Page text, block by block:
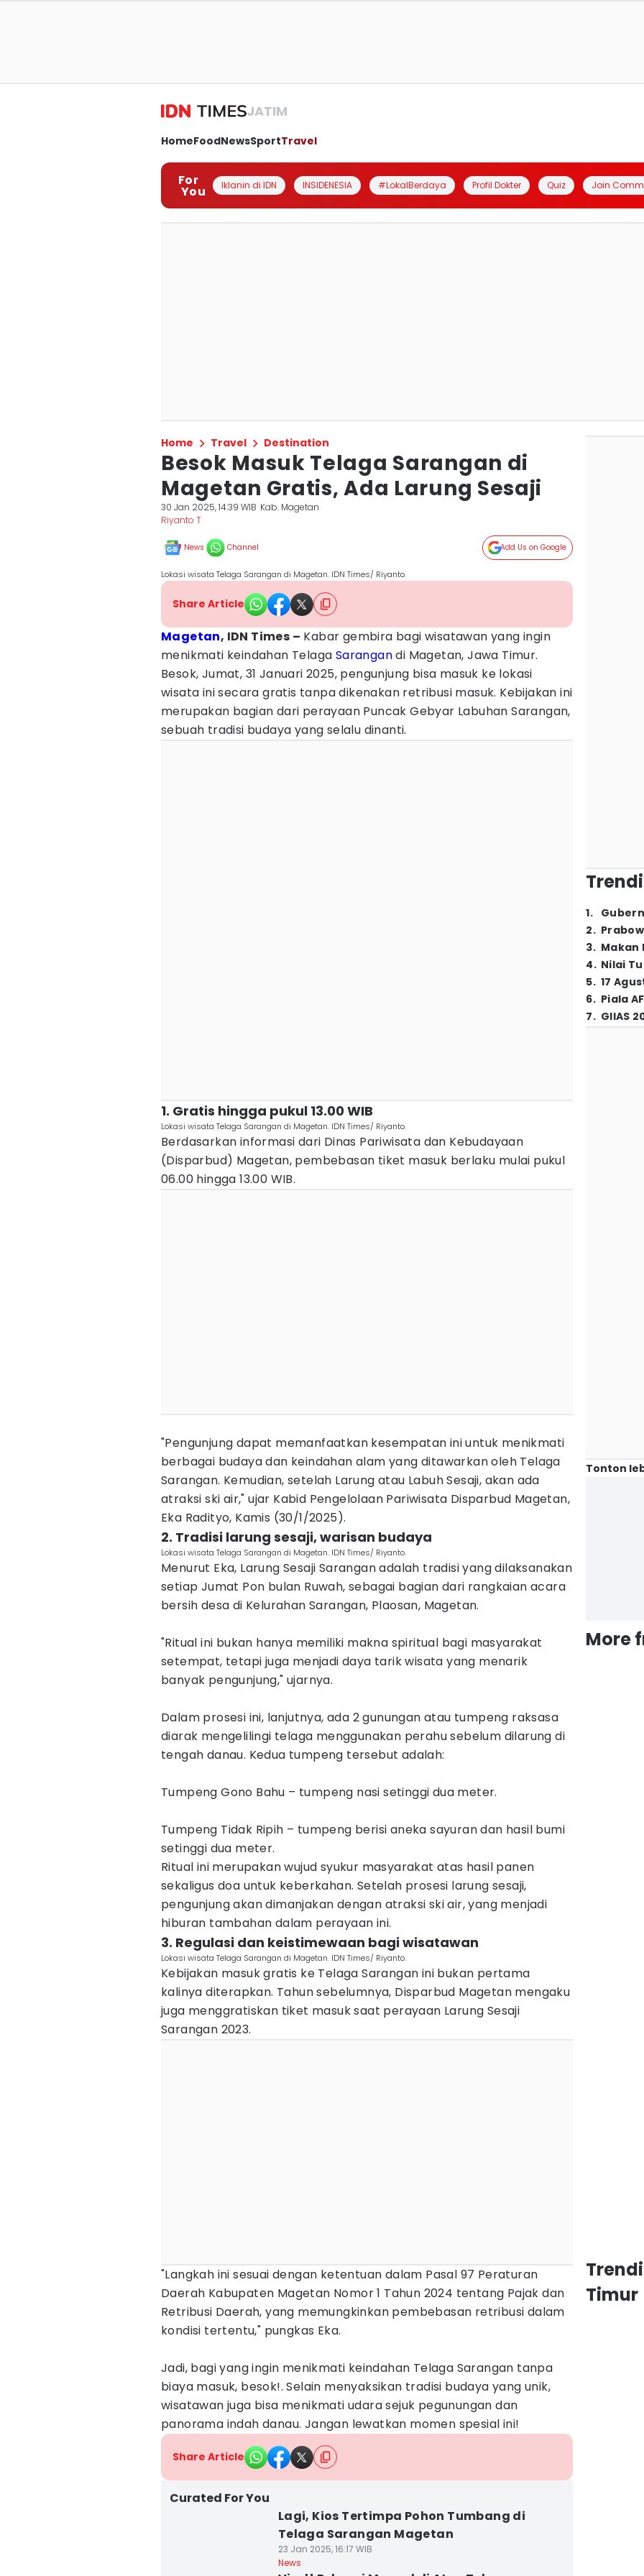
JATIM
HomeFoodNewsSportTravel
For
You Iklanin di IDN INSIDENESIA #LokalBerdaya Profil Dokter Quiz Join
Home Travel Destination
Besok Masuk Telaga Sarangan di
Magetan Gratis, Ada Larung Sesaji
30 Jan 2025, 14:39 WIB Kab. Magetan
Riyanto T
News Channel Add Us on Google
Lokasi wisata Telaga Sarangan di Magetan. IDN Times/ Riyanto.
Share Article
Magetan, IDN Times – Kabar gembira bagi wisatawan yang ingin
menikmati keindahan Telaga Sarangandi Magetan, Jawa Timur.
Besok, Jumat, 31 Januari 2025, pengunjung bisa masuk ke lokasi
wisata ini secara gratis tanpa dikenakan retribusi masuk. Kebijakan ini
merupakan bagian dari perayaan Puncak Gebyar Labuhan Sarangan,
sebuah tradisi budaya yang selalu dinanti.
1. Gratis hingga pukul 13.00 WIB
Lokasi wisata Telaga Sarangan di Magetan. IDN Times/ Riyanto.
Berdasarkan informasi dari Dinas Pariwisata dan Kebudayaan
(Disparbud) Magetan, pembebasan tiket masuk berlaku mulai pukul
06.00 hingga 13.00 WIB.
"Pengunjung dapat memanfaatkan kesempatan ini untuk menikmati
berbagai budaya dan keindahan alam yang ditawarkan oleh Telaga
Sarangan. Kemudian, setelah Larung atau Labuh Sesaji, akan ada
atraksi ski air," ujar Kabid Pengelolaan Pariwisata Disparbud Magetan,
Eka Radityo, Kamis (30/1/2025).
2. Tradisi larung sesaji, warisan budaya
Lokasi wisata Telaga Sarangan di Magetan. IDN Times/ Riyanto.
Menurut Eka, Larung Sesaji Sarangan adalah tradisi yang dilaksanakan
setiap Jumat Pon bulan Ruwah, sebagai bagian dari rangkaian acara
bersih desa di Kelurahan Sarangan, Plaosan, Magetan.
"Ritual ini bukan hanya memiliki makna spiritual bagi masyarakat
setempat, tetapi juga menjadi daya tarik wisata yang menarik
banyak pengunjung," ujarnya.
Dalam prosesi ini, lanjutnya, ada 2 gunungan atau tumpeng raksasa
diarak mengelilingi telaga menggunakan perahu sebelum dilarung di
tengah danau. Kedua tumpeng tersebut adalah:
Tumpeng Gono Bahu – tumpeng nasi setinggi dua meter.
Tumpeng Tidak Ripih – tumpeng berisi aneka sayuran dan hasil bumi
setinggi dua meter.
Ritual ini merupakan wujud syukur masyarakat atas hasil panen
sekaligus doa untuk keberkahan. Setelah prosesi larung sesaji,
pengunjung akan dimanjakan dengan atraksi ski air, yang menjadi
hiburan tambahan dalam perayaan ini.
3. Regulasi dan keistimewaan bagi wisatawan
Lokasi wisata Telaga Sarangan di Magetan. IDN Times/ Riyanto.
Kebijakan masuk gratis ke Telaga Sarangan ini bukan pertama
kalinya diterapkan. Tahun sebelumnya, Disparbud Magetan mengaku
juga menggratiskan tiket masuk saat perayaan Larung Sesaji
Sarangan 2023.
"Langkah ini sesuai dengan ketentuan dalam Pasal 97 Peraturan
Daerah Kabupaten Magetan Nomor 1 Tahun 2024 tentang Pajak dan
Retribusi Daerah, yang memungkinkan pembebasan retribusi dalam
kondisi tertentu," pungkas Eka.
Jadi, bagi yang ingin menikmati keindahan Telaga Sarangan tanpa
biaya masuk, besok!. Selain menyaksikan tradisi budaya yang unik,
wisatawan juga bisa menikmati udara sejuk pegunungan dan
panorama indah danau. Jangan lewatkan momen spesial ini!
Share Article
Curated For You
Lagi, Kios Tertimpa Pohon Tumbang di
Telaga Sarangan Magetan
23 Jan 2025, 16:17 WIB
News
1.
2.
3. Makan
4. Nilai
5. 17
6. Piala
7. GIIAS
Tonton
More
Timur